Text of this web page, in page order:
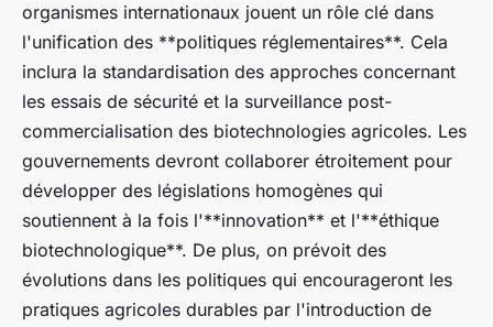
organismes internationaux jouent un rôle clé dans
l'unification des **politiques réglementaires**. Cela
inclura la standardisation des approches concernant
les essais de sécurité et la surveillance post-
commercialisation des biotechnologies agricoles. Les
gouvernements devront collaborer étroitement pour
développer des législations homogènes qui
soutiennent à la fois l'**innovation** et l'**éthique
biotechnologique**. De plus, on prévoit des
évolutions dans les politiques qui encourageront les
pratiques agricoles durables par l'introduction de